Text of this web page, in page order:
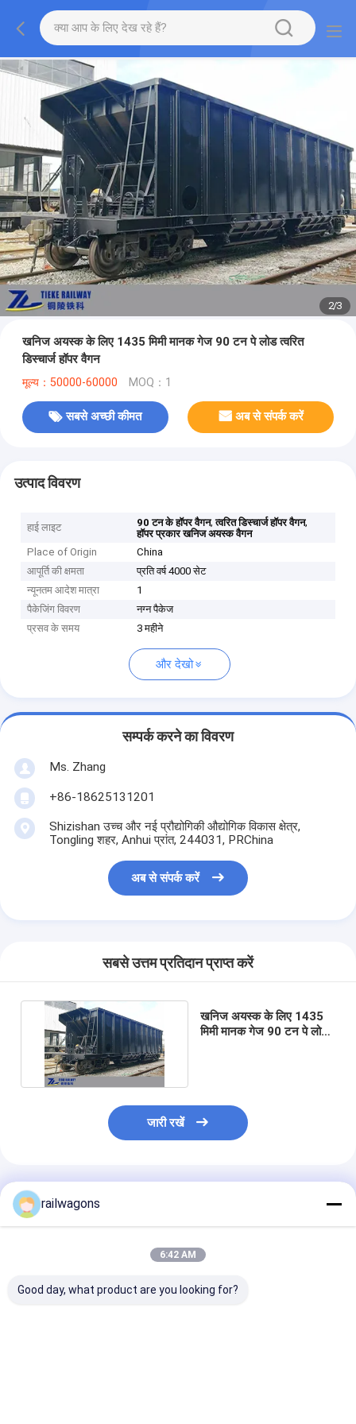
2/3
खनिज अयस्क के लिए 1435 मिमी मानक गेज 90 टन पे लोड त्वरित
डिस्चार्ज हॉपर वैगन
मूल्य：50000-60000 MOQ：1
सबसे अच्छी कीमत अब से संपर्क करें
उत्पाद विवरण
हाई लाइट 90 टन के हॉपर वैगन,त्वरित डिस्चार्ज हॉपर वैगन,
हॉपर प्रकार खनिज अयस्क वैगन
Place of Origin
China
आपूर्ति की क्षमता
प्रति वर्ष 4000 सेट
न्यूनतम आदेश मात्रा
1
पैकेजिंग विवरण
नग्न पैकेज
प्रसव के समय
3 महीने
और देखो
सम्पर्क करने का विवरण
Ms. Zhang
+86-18625131201
Shizishan उच्च और नई प्रौद्योगिकी औद्योगिक विकास क्षेत्र,
Tongling शहर, Anhui प्रांत, 244031, PRChina
अब से संपर्क करें
सबसे उत्तम प्रतिदान प्राप्त करें
खनिज अयस्क के लिए 1435
मिमी मानक गेज 90 टन पे लोड
जारी रखें
अनुशंसित उत्पाद
railwagons
6:42 AM
Good day, what product are you looking for?